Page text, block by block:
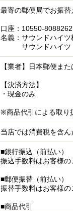
最寄の郵便局でお振替
口座：10550-
名義：サウンドハイツ
サウンドハイツ
【業者】日本郵便ま
【決済方法】
・現金のみ
※商品代引による取り
当店では消費税を含ん
■銀行振込（前払い）
振込手数料はお客様の
■郵便振替（前払い）
振替手数料はお客様の
■商品代引